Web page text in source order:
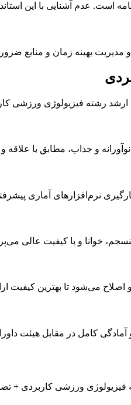
است. عدم آشنایی با این
بهینه زمان و منابع
ارشد رشته فیزیولوژی
و جذاب، مطابق با علاقه و
نرم‌افزارهای آماری
خوانا و با کیفیت عالی
می‌شود تا بهترین کیفیت
آمادگی کامل در مقابل هیئت